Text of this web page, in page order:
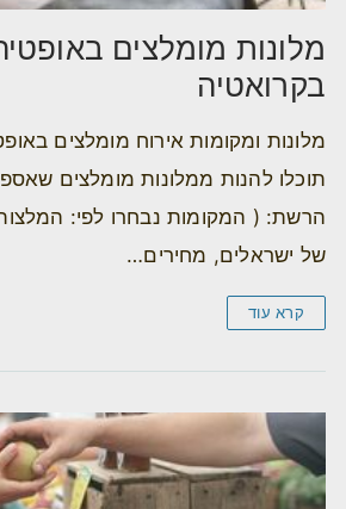
מלונות מומלצים
בקרואטיה
מלונות ומקומות אירוח מומלצים
תוכלו להנות ממלונות מומלצים
הרשת: ( המקומות נבחרו לפי:
של ישראלים, מחירים…
קרא עוד